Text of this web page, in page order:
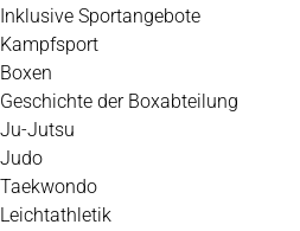
Inklusive Sportangebote
Kampfsport
Boxen
Geschichte der Boxabteilung
Ju-Jutsu
Judo
Taekwondo
Leichtathletik